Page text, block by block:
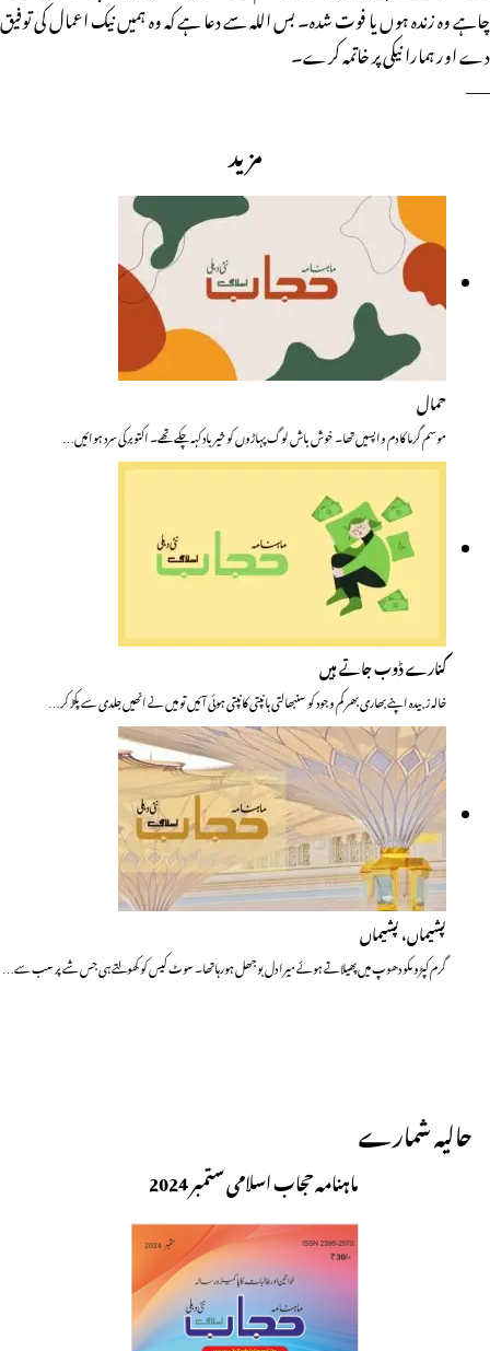
چاہے وہ زندہ ہوں یا فوت شدہ۔ بس اللہ سے دعا ہے کہ وہ ہمیں نیک اعمال کی توفیق
دے اور ہمارا نیکی پر خاتمہ کرے۔
——
مزید
حمال
موسم گرما کا دم واپسیں تھا۔ خوش باش لوگ پہاڑوں کو خیر باد کہہ چکے تھے۔ اکتوبر کی سرد ہوائیں…
کنارے ڈوب جاتے ہیں
خالہ زبیدہ اپنے بھاری بھرکم وجود کو سنبھالتی ہانپتی کانپتی ہوئی آئیں تو میں نے انھیں جلدی سے پکڑ کر…
پشیماں، پشیماں
گرم کپڑوںکو دھوپ میں پھیلاتے ہوئے میرا دل بوجھل ہورہاتھا۔ سوٹ کیس کو کھولتے ہی جس شے پر سب سے…
حالیہ شمارے
ماہنامہ حجاب اسلامی ستمبر 2024